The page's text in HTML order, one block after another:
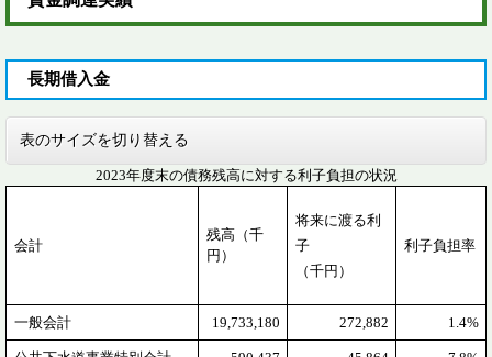
長期借入金
表のサイズを切り替える
2023年度末の債務残高に対する利子負担の状況
会計
残高（千
円）
将来に渡る利
子
（千円）
利子負担率
一般会計 19,733,180 272,882 1.4%